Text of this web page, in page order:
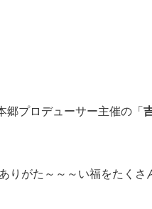
郷プロデューサー主催の「
りがた～～～い福をたくさ